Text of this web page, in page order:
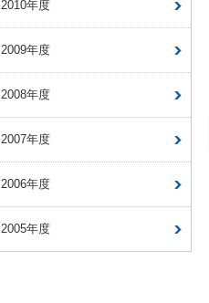
2010年度
2009年度
2008年度
2007年度
2006年度
2005年度